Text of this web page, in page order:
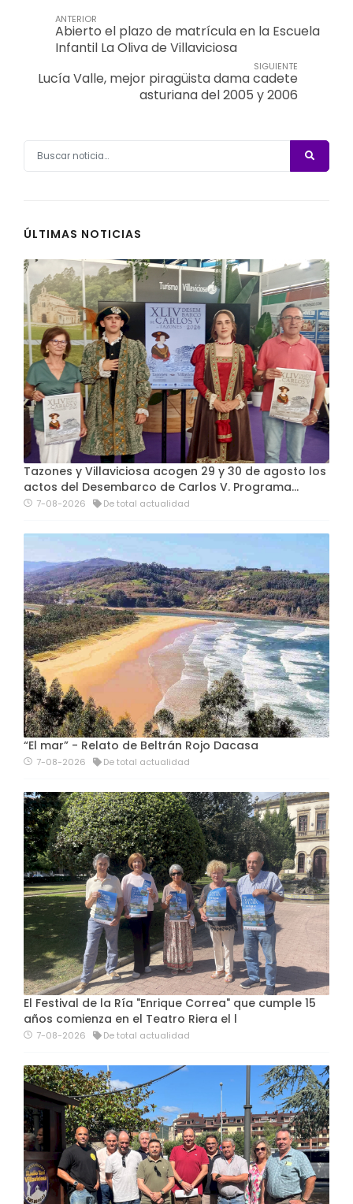
ANTERIOR
Abierto el plazo de matrícula en la Escuela
Infantil La Oliva de Villaviciosa
SIGUIENTE
Lucía Valle, mejor piragüista dama cadete
asturiana del 2005 y 2006
ÚLTIMAS NOTICIAS
Tazones y Villaviciosa acogen 29 y 30 de agosto los
actos del Desembarco de Carlos V. Programa…
7-08-2026 De total actualidad
“El mar” - Relato de Beltrán Rojo Dacasa
7-08-2026 De total actualidad
El Festival de la Ría "Enrique Correa" que cumple 15
años comienza en el Teatro Riera el l
7-08-2026 De total actualidad